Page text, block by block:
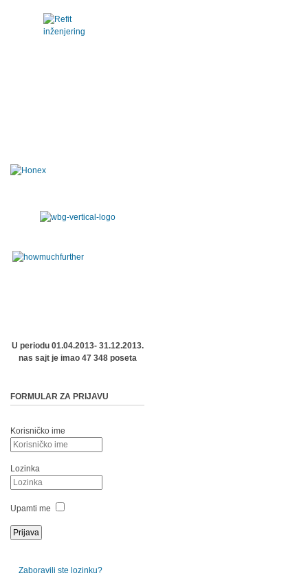
U periodu 01.04.2013- 31.12.2013.
nas sajt je imao 47 348 poseta
FORMULAR ZA PRIJAVU
Korisničko ime
Lozinka
Upamti me
Zaboravili ste lozinku?